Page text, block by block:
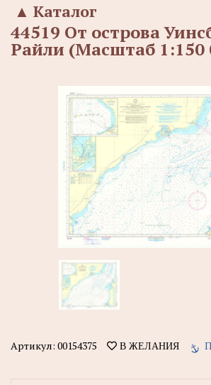
Каталог
▲
44519 От острова
Райли (Масштаб 1:150
Артикул: 00154375 В ЖЕЛАНИЯ